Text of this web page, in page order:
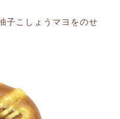
子こしょうマヨをのせ